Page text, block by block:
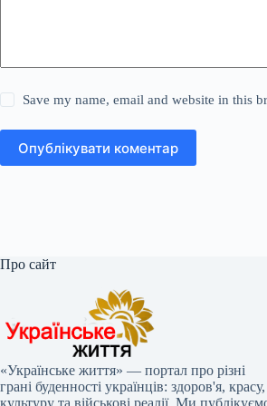
Save my name, email and website in this
Опублікувати коментар
Про сайт
«Українське життя» — портал про різні
грані буденності українців: здоров'я, красу,
культуру та військові реалії. Ми